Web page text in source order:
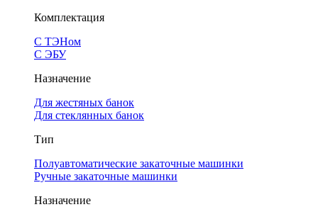
Комплектация
С ТЭНом
С ЭБУ
Назначение
Для жестяных банок
Для стеклянных банок
Тип
Полуавтоматические закаточные машинки
Ручные закаточные машинки
Назначение